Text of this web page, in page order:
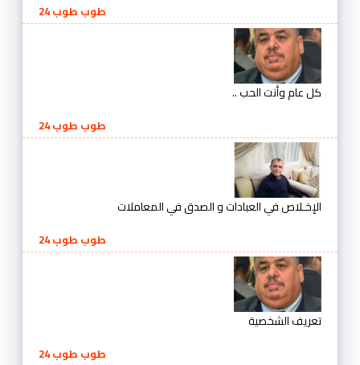
طوب طوب 24
كل عام وأنت الحب ..
طوب طوب 24
الإخـلاص في العبادات و الصدق في المعاملات
طوب طوب 24
تعريف الشخصية
طوب طوب 24